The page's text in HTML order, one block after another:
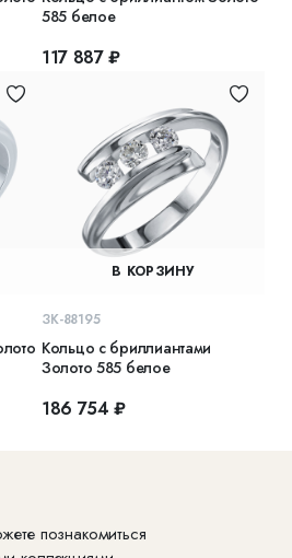
585 белое
117 887 ₽
В КОРЗИНУ
ЗК-88195
Кольцо с бриллиантами
Золото 585 белое
186 754 ₽
познакомиться